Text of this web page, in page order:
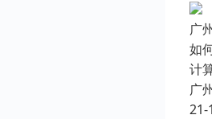
广
如
计
广
21-